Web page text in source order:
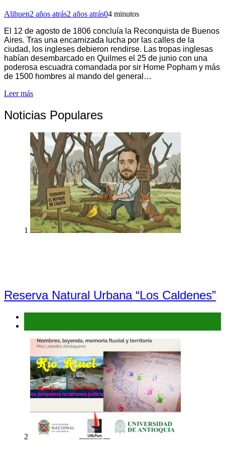
Alihuen2 años atrás2 años atrás04 minutos
El 12 de agosto de 1806 concluía la Reconquista de Buenos
Aires. Tras una encarnizada lucha por las calles de la
ciudad, los ingleses debieron rendirse. Las tropas inglesas
habían desembarcado en Quilmes el 25 de junio con una
poderosa escuadra comandada por sir Home Popham y más
de 1500 hombres al mando del general…
Leer más
Noticias Populares
1
Reserva Natural Urbana “Los Caldenes”
2